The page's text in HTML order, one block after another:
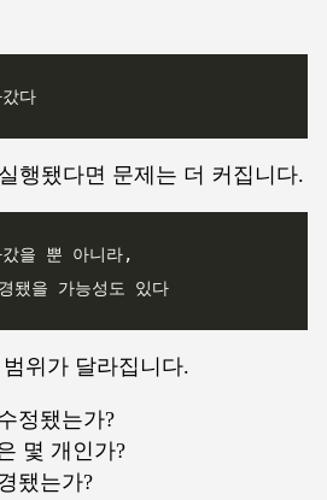
행됐다면 문제는 더 커집니다.
위가 달라집니다.
정됐는가?
몇 개인가?
됐는가?